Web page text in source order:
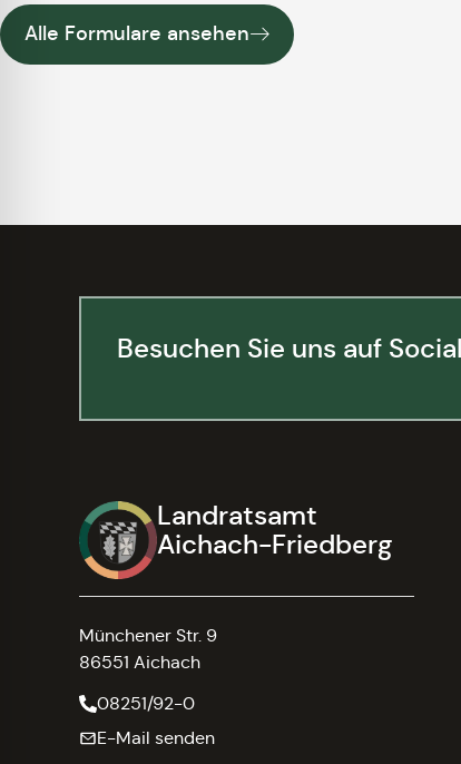
Alle Formulare ansehen
Besuchen Sie uns auf
Landratsamt
Aichach-Friedberg
Münchener Str. 9
86551 Aichach
08251/92-0
E-Mail senden